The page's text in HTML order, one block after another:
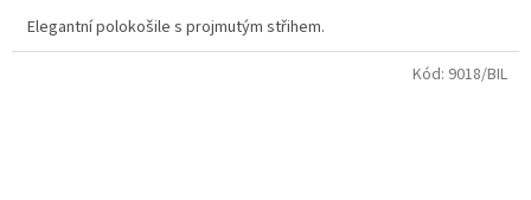
Elegantní polokošile s projmutým střihem.
Kód: 9018/BIL